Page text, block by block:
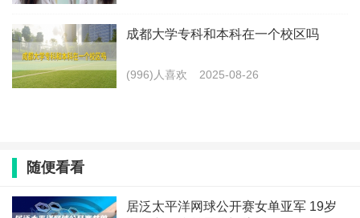
成都大学专科和本科在一个校区吗
(996)人喜欢 2025-08-26
随便看看
居泛太平洋网球公开赛女单亚军 19岁